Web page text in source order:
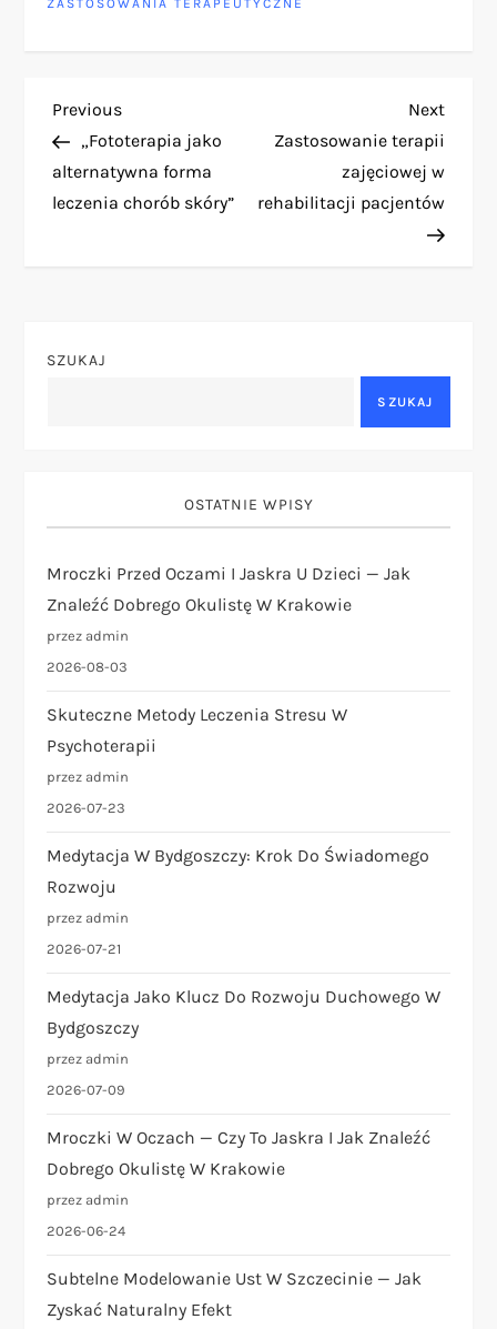
ZASTOSOWANIA TERAPEUTYCZNE
N
a
w
a
a
w
p
i
s
u
Previous
Post
Previous
„Fototerapia jako
alternatywna forma
leczenia chorób skóry”
Next
Next
Zastosowanie terapii
zajęciowej w
rehabilitacji pacjentów
SZUKAJ
SZUKAJ
OSTATNIE WPISY
Mroczki Przed Oczami I Jaskra U Dzieci — Jak
Znaleźć Dobrego Okulistę W Krakowie
przez admin
2026-08-03
Skuteczne Metody Leczenia Stresu W
Psychoterapii
przez admin
2026-07-23
Medytacja W Bydgoszczy: Krok Do Świadomego
Rozwoju
przez admin
2026-07-21
Medytacja Jako Klucz Do Rozwoju Duchowego W
Bydgoszczy
przez admin
2026-07-09
Mroczki W Oczach — Czy To Jaskra I Jak Znaleźć
Dobrego Okulistę W Krakowie
przez admin
2026-06-24
Subtelne Modelowanie Ust W Szczecinie — Jak
Zyskać Naturalny Efekt